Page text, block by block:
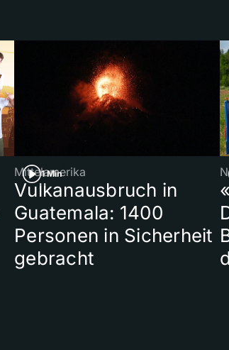
1 Min
Mittelamerika
Vulkanausbruch in
Guatemala: 1400
Personen in Sicherheit
gebracht